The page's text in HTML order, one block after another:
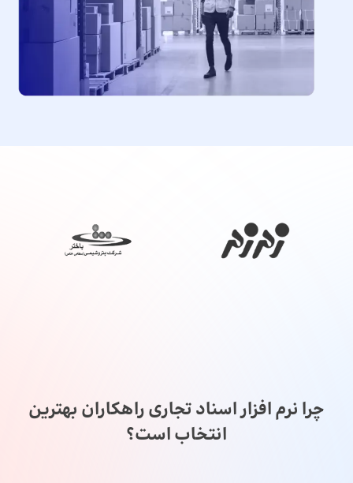
چرا نرم افزار اسناد تجاری راهکاران بهترین
انتخاب است؟